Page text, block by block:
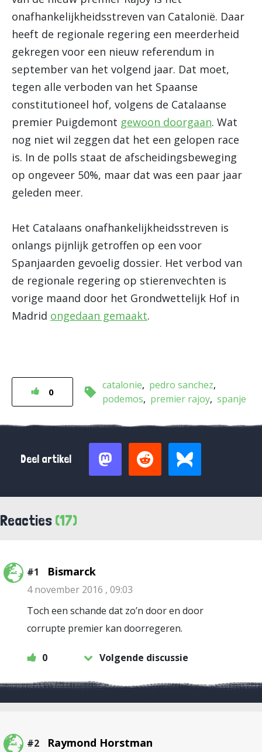
onafhankelijkheidsstreven van Catalonië. Daar
heeft de regionale regering een meerderheid
gekregen voor een nieuw referendum in
september van het volgend jaar. Dat moet,
tegen alle verboden van het Spaanse
constitutioneel hof, volgens de Catalaanse
premier Puigdemont gewoon doorgaan. Wat
nog niet wil zeggen dat het een gelopen race
is. In de polls staat de afscheidingsbeweging
op ongeveer 50%, maar dat was een paar jaar
geleden meer.
Het Catalaans onafhankelijkheidsstreven is
onlangs pijnlijk getroffen op een voor
Spanjaarden gevoelig dossier. Het verbod van
de regionale regering op stierenvechten is
vorige maand door het Grondwettelijk Hof in
Madrid ongedaan gemaakt.
0
catalonie
pedro sanchez
podemos
premier rajoy spanje
Deel artikel
Reacties (17)
#1 Bismarck
4 november 2016 , 09:03
Toch een schande dat zo’n door en door
corrupte premier kan doorregeren.
0 Volgende discussie
#2 Raymond Horstman